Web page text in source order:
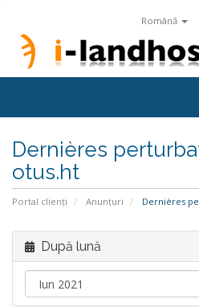
Română
Dernières
otus.ht
Portal clienți Anunțuri Dernières
După lună